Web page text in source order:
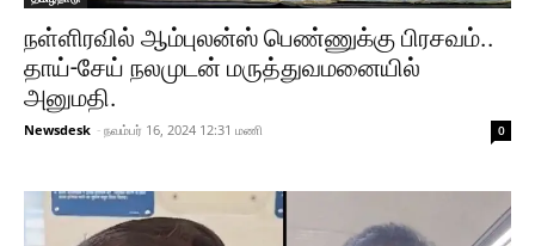
நள்ளிரவில் ஆம்புலன்ஸ் பெண்ணுக்கு பிரசவம்..
தாய்-சேய் நலமுடன் மருத்துவமனையில்
அனுமதி.
Newsdesk - நவம்பர் 16, 2024 12:31 மணி 0